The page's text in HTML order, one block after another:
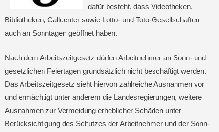
dafür besteht, dass Videotheken,
Bibliotheken, Callcenter sowie Lotto- und Toto-Gesellschaften
auch an Sonntagen geöffnet haben.
Nach dem Arbeitszeitgesetz dürfen Arbeitnehmer an Sonn- und
gesetzlichen Feiertagen grundsätzlich nicht beschäftigt werden.
Das Arbeitszeitgesetz sieht hiervon zahlreiche Ausnahmen vor
und ermächtigt unter anderem die Landesregierungen, weitere
Ausnahmen zur Vermeidung erheblicher Schäden unter
Berücksichtigung des Schutzes der Arbeitnehmer und der Sonn-